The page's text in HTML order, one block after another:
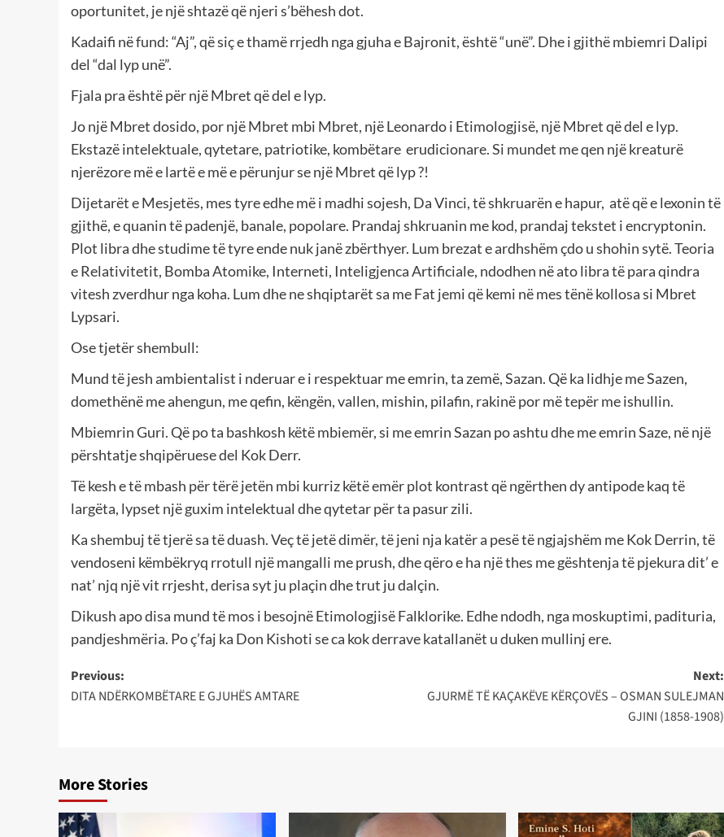
oportunitet, je një shtazë që njeri s’bëhesh dot.
Kadaifi në fund: “Aj”, që siç e thamë rrjedh nga gjuha e Bajronit, është “unë”. Dhe i gjithë mbiemri Dalipi
del “dal lyp unë”.
Fjala pra është për një Mbret që del e lyp.
Jo një Mbret dosido, por një Mbret mbi Mbret, një Leonardo i Etimologjisë, një Mbret që del e lyp.
Ekstazë intelektuale, qytetare, patriotike, kombëtare erudicionare. Si mundet me qen një kreaturë
njerëzore më e lartë e më e përunjur se një Mbret që lyp ?!
Dijetarët e Mesjetës, mes tyre edhe më i madhi sojesh, Da Vinci, të shkruarën e hapur, atë që e lexonin të
gjithë, e quanin të padenjë, banale, popolare. Prandaj shkruanin me kod, prandaj tekstet i encryptonin.
Plot libra dhe studime të tyre ende nuk janë zbërthyer. Lum brezat e ardhshëm çdo u shohin sytë. Teoria
e Relativitetit, Bomba Atomike, Interneti, Inteligjenca Artificiale, ndodhen në ato libra të para qindra
vitesh zverdhur nga koha. Lum dhe ne shqiptarët sa me Fat jemi që kemi në mes tënë kollosa si Mbret
Lypsari.
Ose tjetër shembull:
Mund të jesh ambientalist i nderuar e i respektuar me emrin, ta zemë, Sazan. Që ka lidhje me Sazen,
domethënë me ahengun, me qefin, këngën, vallen, mishin, pilafin, rakinë por më tepër me ishullin.
Mbiemrin Guri. Që po ta bashkosh këtë mbiemër, si me emrin Sazan po ashtu dhe me emrin Saze, në një
përshtatje shqipëruese del Kok Derr.
Të kesh e të mbash për tërë jetën mbi kurriz këtë emër plot kontrast që ngërthen dy antipode kaq të
largëta, lypset një guxim intelektual dhe qytetar për ta pasur zili.
Ka shembuj të tjerë sa të duash. Veç të jetë dimër, të jeni nja katër a pesë të ngjajshëm me Kok Derrin, të
vendoseni këmbëkryq rrotull një mangalli me prush, dhe qëro e ha një thes me gështenja të pjekura dit’ e
nat’ njq një vit rrjesht, derisa syt ju plaçin dhe trut ju dalçin.
Dikush apo disa mund të mos i besojnë Etimologjisë Falklorike. Edhe ndodh, nga moskuptimi, padituria,
pandjeshmëria. Po ç’faj ka Don Kishoti se ca kok derrave katallanët u duken mullinj ere.
Post
navigation
Previous:
DITA NDËRKOMBËTARE E GJUHËS AMTARE
Next:
GJURMË TË KAÇAKËVE KËRÇOVËS – OSMAN SULEJMAN
GJINI (1858-1908)
More Stories